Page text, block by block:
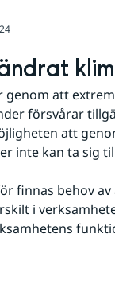
att
försvårar
att
inte kan ta sig
finnas behov
i